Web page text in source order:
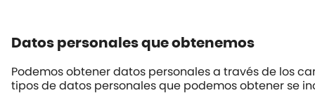
Datos personales que obtenemos
Podemos obtener datos personales a través de los
tipos de datos personales que podemos obtener se